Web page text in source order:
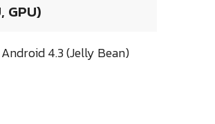
Android 4.3 (Jelly Bean)